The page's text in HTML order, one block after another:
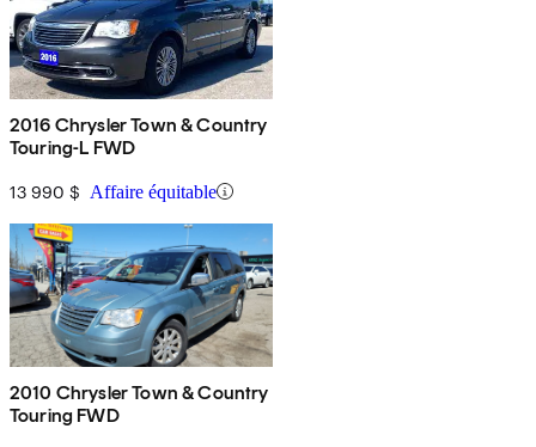
2016 Chrysler Town & Country
Touring-L FWD
13 990 $ Affaire équitable
2010 Chrysler Town & Country
Touring FWD